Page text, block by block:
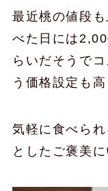
最近桃の値段
べた日には
らいだそうで
う価格設定も
気軽に食べら
としたご褒美